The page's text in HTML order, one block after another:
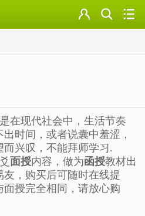
在现代社会中，生活节奏
时间，或者说囊中羞涩，
兴叹，不能拜师学习.
面授内容，做为函授教材出
，购买后可随时在线提
授完全相同，请放心购